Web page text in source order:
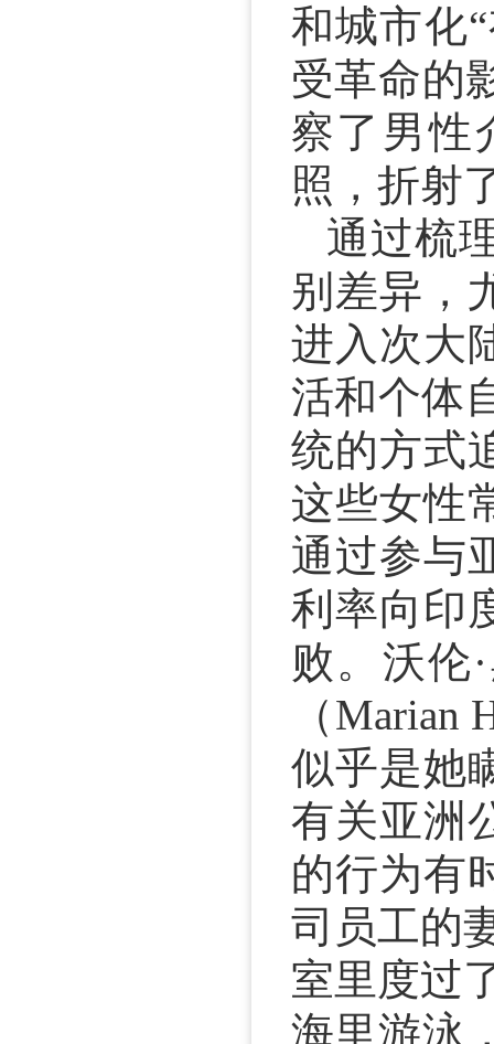
和城市化
受革命的
察了男性
照，折射
通过梳
别差异，
进入次大
活和个体
统的方式
这些女性
通过参与
利率向印
败。沃伦
（
似乎是她
有关亚洲
的行为有
司员工的
室里度过
海里游泳